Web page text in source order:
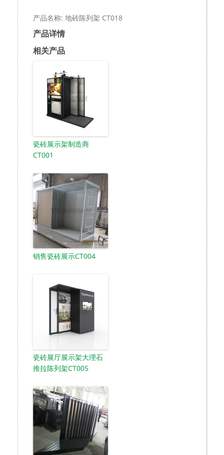
产品名称: 地砖陈列架 CT018
产品详情
相关产品
瓷砖展示架制造商
CT001
销售瓷砖展示CT004
瓷砖展厅展示架大理石
推拉陈列架CT005